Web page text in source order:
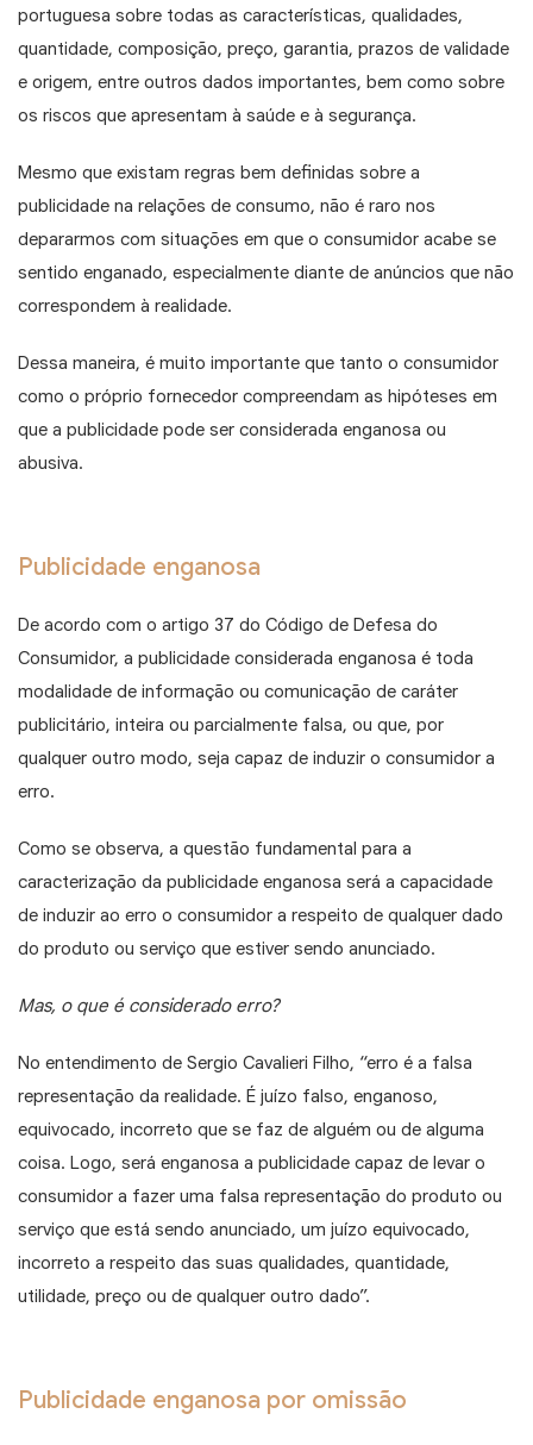
portuguesa sobre todas as características, qualidades,
quantidade, composição, preço, garantia, prazos de validade
e origem, entre outros dados importantes, bem como sobre
os riscos que apresentam à saúde e à segurança.
Mesmo que existam regras bem definidas sobre a
publicidade na relações de consumo, não é raro nos
depararmos com situações em que o consumidor acabe se
sentido enganado, especialmente diante de anúncios que não
correspondem à realidade.
Dessa maneira, é muito importante que tanto o consumidor
como o próprio fornecedor compreendam as hipóteses em
que a publicidade pode ser considerada enganosa ou
abusiva.
Publicidade enganosa
De acordo com o artigo 37 do Código de Defesa do
Consumidor, a publicidade considerada enganosa é toda
modalidade de informação ou comunicação de caráter
publicitário, inteira ou parcialmente falsa, ou que, por
qualquer outro modo, seja capaz de induzir o consumidor a
erro.
Como se observa, a questão fundamental para a
caracterização da publicidade enganosa será a capacidade
de induzir ao erro o consumidor a respeito de qualquer dado
do produto ou serviço que estiver sendo anunciado.
Mas, o que é considerado erro?
No entendimento de Sergio Cavalieri Filho, “erro é a falsa
representação da realidade. É juízo falso, enganoso,
equivocado, incorreto que se faz de alguém ou de alguma
coisa. Logo, será enganosa a publicidade capaz de levar o
consumidor a fazer uma falsa representação do produto ou
serviço que está sendo anunciado, um juízo equivocado,
incorreto a respeito das suas qualidades, quantidade,
utilidade, preço ou de qualquer outro dado”.
Publicidade enganosa por omissão